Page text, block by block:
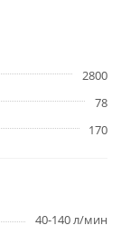
2800
78
170
40-140 л/мин